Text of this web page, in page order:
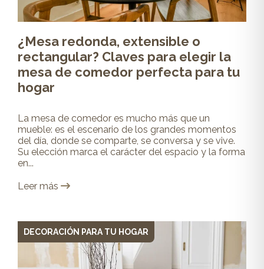
¿Mesa redonda, extensible o
rectangular? Claves para elegir la
mesa de comedor perfecta para tu
hogar
La mesa de comedor es mucho más que un
mueble: es el escenario de los grandes momentos
del día, donde se comparte, se conversa y se vive.
Su elección marca el carácter del espacio y la forma
en...
Leer más
DECORACIÓN PARA TU HOGAR